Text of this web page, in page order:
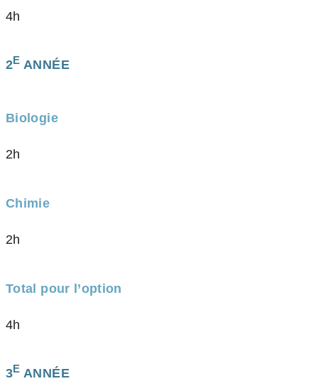
4h
2E ANNÉE
Biologie
2h
Chimie
2h
Total pour l’option
4h
3E ANNÉE